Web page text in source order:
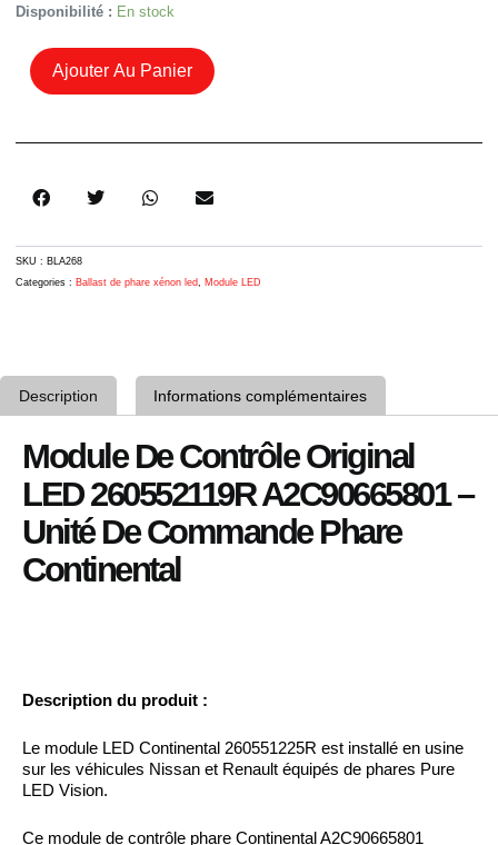
Disponibilité : En stock
Quantité
Module
Led
Phare
Ajouter Au Panier
SKU : BLA268
Categories : Ballast de phare xénon led, Module LED
Description Informations complémentaires
Module De Contrôle Original
LED 260552119R A2C90665801 –
Unité De Commande Phare
Continental
Description du produit :
Le module LED Continental 260551225R est installé en usine
sur les véhicules Nissan et Renault équipés de phares Pure
LED Vision.
Ce module de contrôle phare Continental A2C90665801